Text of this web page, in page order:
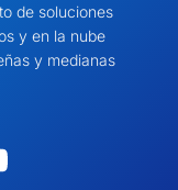
de soluciones
y en la nube
y medianas